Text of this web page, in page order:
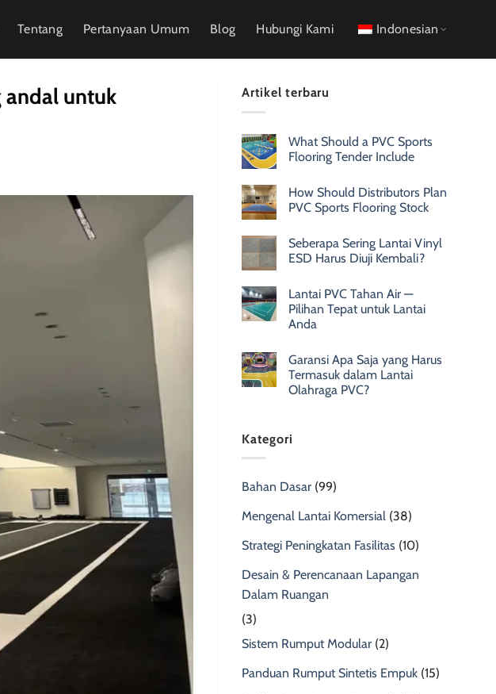
Tentang Pertanyaan Umum Blog Hubungi Kami Indonesian
andal untuk
Artikel terbaru
What Should a PVC Sports
Flooring Tender Include
How Should Distributors Plan
PVC Sports Flooring Stock
Seberapa Sering Lantai Vinyl
ESD Harus Diuji Kembali?
Lantai PVC Tahan Air —
Pilihan Tepat untuk Lantai
Anda
Garansi Apa Saja yang Harus
Termasuk dalam Lantai
Olahraga PVC?
Kategori
Bahan Dasar (99)
Mengenal Lantai Komersial (38)
Strategi Peningkatan Fasilitas (10)
Desain & Perencanaan Lapangan
Dalam Ruangan
(3)
Sistem Rumput Modular (2)
Panduan Rumput Sintetis Empuk (15)